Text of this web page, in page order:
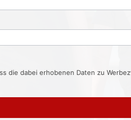
die dabei erhobenen Daten zu